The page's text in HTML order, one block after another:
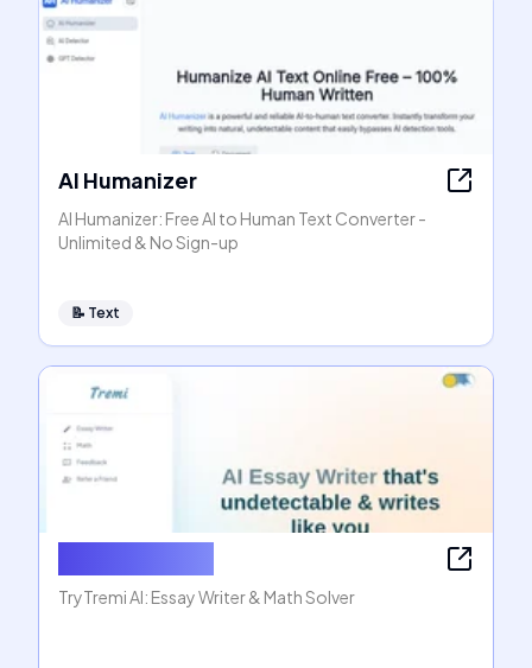
AI Humanizer
AI Humanizer: Free AI to Human Text Converter -
Unlimited & No Sign-up
📝 Text
TryTremi AI: Essay Writer & Math Solver